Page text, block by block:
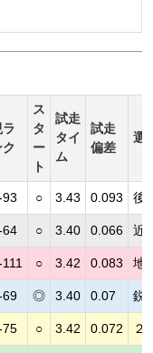
ク
ス
タ
ー
ト
試走
タイ
ム
試走
偏差
選
93 ○ 3.43 0.093 後
64 ○ 3.40 0.066 近
○ 3.42 0.083 地
69 ◎ 3.40 0.07 鋭
75 ○ 3.42 0.072 ２